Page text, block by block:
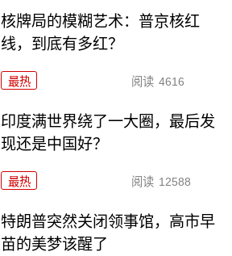
核牌局的模糊艺术：普京核红
线，到底有多红？
最热 阅读 4616
印度满世界绕了一大圈，最后发
现还是中国好？
最热 阅读 12588
特朗普突然关闭领事馆，高市早
苗的美梦该醒了